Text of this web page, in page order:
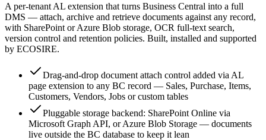
A per-tenant AL extension that turns Business Central into a full
DMS — attach, archive and retrieve documents against any record,
with SharePoint or Azure Blob storage, OCR full-text search,
version control and retention policies. Built, installed and supported
by ECOSIRE.
Drag-and-drop document attach control added via AL
page extension to any BC record — Sales, Purchase, Items,
Customers, Vendors, Jobs or custom tables
Pluggable storage backend: SharePoint Online via
Microsoft Graph API, or Azure Blob Storage — documents
live outside the BC database to keep it lean